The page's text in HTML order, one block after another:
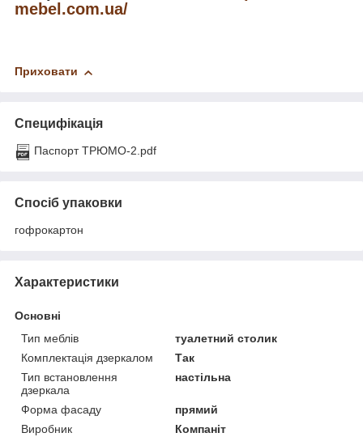
mebel.com.ua/
Приховати
Специфікація
Паспорт ТРЮМО-2.pdf
Спосіб упаковки
гофрокартон
Характеристики
Основні
Тип меблів
туалетний столик
Комплектація дзеркалом
Так
Тип встановлення
дзеркала
настільна
Форма фасаду
прямий
Виробник
Компаніт